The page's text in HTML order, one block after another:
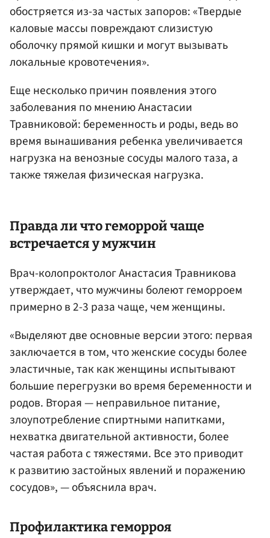
обостряется из-за частых запоров: «Твердые
каловые массы повреждают слизистую
оболочку прямой кишки и могут вызывать
локальные кровотечения».
Еще несколько причин появления этого
заболевания по мнению Анастасии
Травниковой: беременность и роды, ведь во
время вынашивания ребенка увеличивается
нагрузка на венозные сосуды малого таза, а
также тяжелая физическая нагрузка.
Правда ли что геморрой чаще
встречается у мужчин
Врач-колопроктолог Анастасия Травникова
утверждает, что мужчины болеют геморроем
примерно в 2-3 раза чаще, чем женщины.
«Выделяют две основные версии этого: первая
заключается в том, что женские сосуды более
эластичные, так как женщины испытывают
большие перегрузки во время беременности и
родов. Вторая — неправильное питание,
злоупотребление спиртными напитками,
нехватка двигательной активности, более
частая работа с тяжестями. Все это приводит
к развитию застойных явлений и поражению
сосудов», — объяснила врач.
Профилактика геморроя